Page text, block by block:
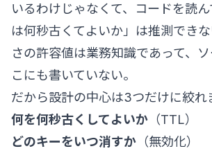
いるわけじゃなくて、コードを読
は何秒古くてよいか」は推測でき
さの許容値は業務知識であって、
こにも書いていない。
だから設計の中心は3つだけに絞れ
何を何秒古くしてよいか （TTL）
どのキーをいつ消すか （無効化）